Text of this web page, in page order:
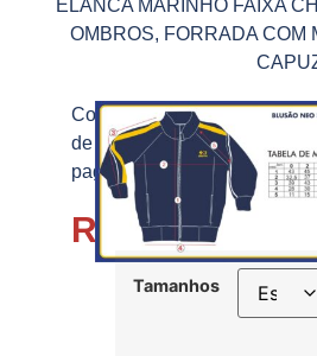
ELANCA MARINHO FAIXA
OMBROS, FORRADA COM
Condições
de
pagamento.:
R$ 200,00
Tamanhos